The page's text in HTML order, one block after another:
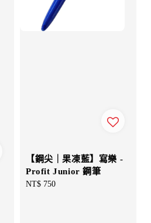
【鋼尖｜果凍藍】寫樂 -
Profit Junior 鋼筆
Regular
NT$ 750